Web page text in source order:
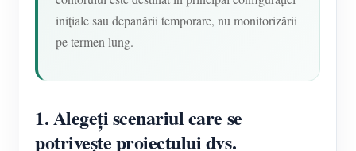
inițiale sau depanării temporare, nu monitorizării
pe termen lung.
1. Alegeți scenariul care se
potrivește proiectului dvs.